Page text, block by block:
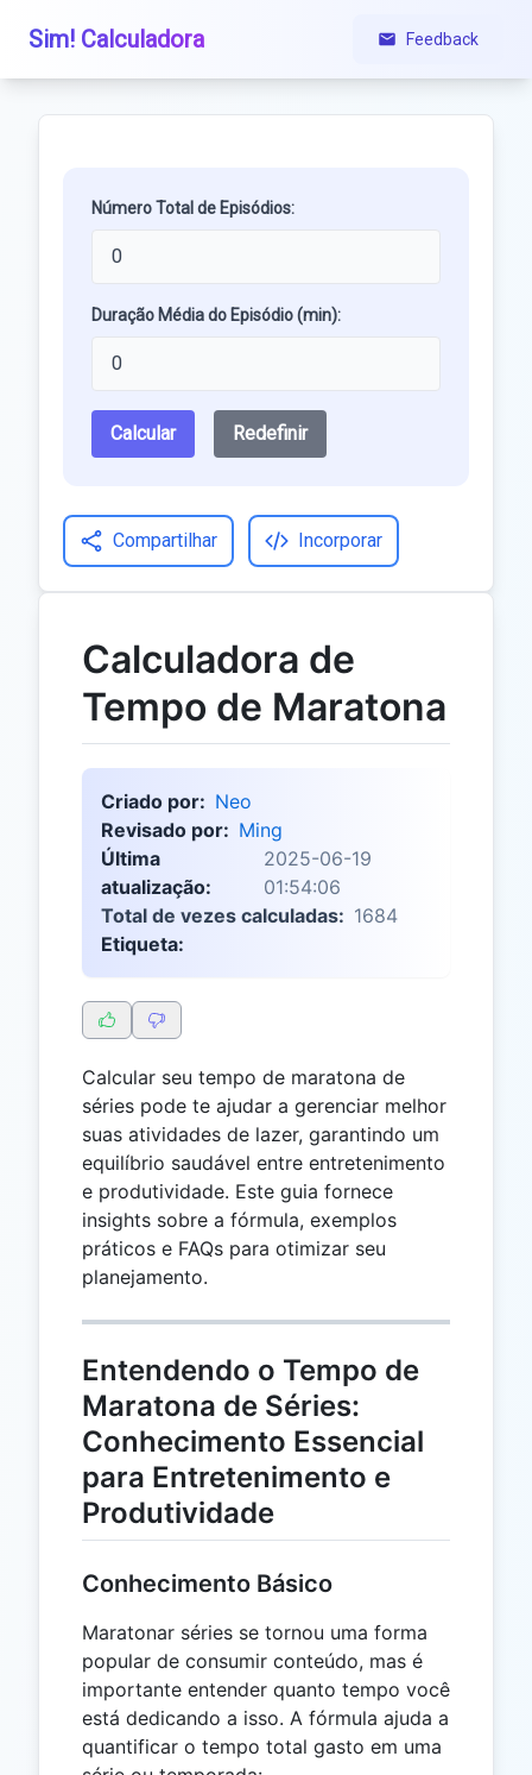
Sim! Calculadora Feedback
Número Total de Episódios:
Duração Média do Episódio (min):
Calcular Redefinir
Compartilhar Incorporar
Calculadora de
Tempo de Maratona
Criado por: Neo
Revisado por: Ming
Última
atualização:
2025-06-19
01:54:06
Total de vezes calculadas: 1684
Etiqueta:
Calcular seu tempo de maratona de
séries pode te ajudar a gerenciar melhor
suas atividades de lazer, garantindo um
equilíbrio saudável entre entretenimento
e produtividade. Este guia fornece
insights sobre a fórmula, exemplos
práticos e FAQs para otimizar seu
planejamento.
Entendendo o Tempo de
Maratona de Séries:
Conhecimento Essencial
para Entretenimento e
Produtividade
Conhecimento Básico
Maratonar séries se tornou uma forma
popular de consumir conteúdo, mas é
importante entender quanto tempo você
está dedicando a isso. A fórmula ajuda a
quantificar o tempo total gasto em uma